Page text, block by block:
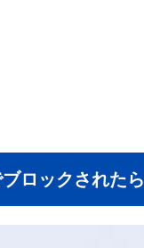
ロックされた